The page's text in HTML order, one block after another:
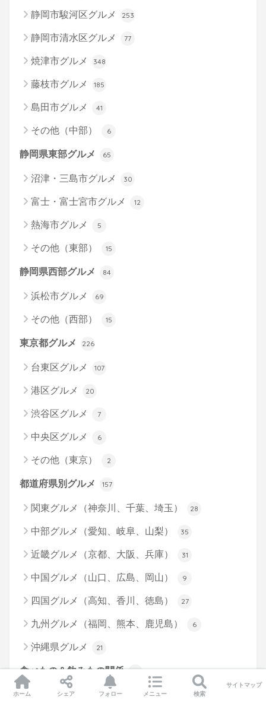
静岡市駿河区グルメ 253
静岡市清水区グルメ 77
焼津市グルメ 348
藤枝市グルメ 185
島田市グルメ 41
その他（中部） 6
静岡県東部グルメ 65
沼津・三島市グルメ 30
富士・富士宮市グルメ 12
熱海市グルメ 5
その他（東部） 15
静岡県西部グルメ 84
浜松市グルメ 69
その他（西部） 15
東京都グルメ 226
台東区グルメ 107
港区グルメ 20
渋谷区グルメ 7
中央区グルメ 6
その他（東京） 2
都道府県別グルメ 157
関東グルメ（神奈川、千葉、埼玉） 28
中部グルメ（愛知、岐阜、山梨） 35
近畿グルメ（京都、大阪、兵庫） 31
中国グルメ（山口、広島、岡山） 9
四国グルメ（高知、香川、徳島） 27
九州グルメ（福岡、熊本、鹿児島） 6
沖縄県グルメ 21
食べもの＆飲みもの関係 177
静岡グルメイベント参加 27
ホーム シェア フォロー メニュー 検索
サイトマップ